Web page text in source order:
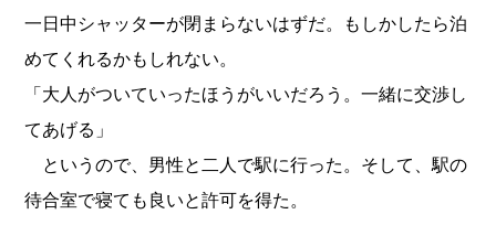
一日中シャッターが閉まらないはずだ。もしかしたら泊
めてくれるかもしれない。
「大人がついていったほうがいいだろう。一緒に交渉し
てあげる」
というので、男性と二人で駅に行った。そして、駅の
待合室で寝ても良いと許可を得た。